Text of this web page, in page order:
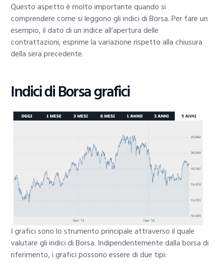
Questo aspetto è molto importante quando si
comprendere come si leggono gli indici di Borsa. Per fare un
esempio, il dato di un indice all’apertura delle
contrattazioni, esprime la variazione rispetto alla chiusura
della sera precedente.
Indici di Borsa grafici
I grafici sono lo strumento principale attraverso il quale
valutare gli indici di Borsa. Indipendentemente dalla borsa di
riferimento, i grafici possono essere di due tipi: